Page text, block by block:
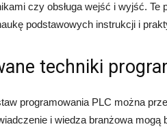
czy obsługa wejść i wyjść. Te
podstawowych instrukcji i
techniki
programowania PLC można
i wiedza branżowa mogą